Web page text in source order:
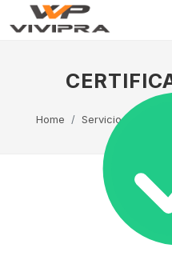
Home Servicio Técnico